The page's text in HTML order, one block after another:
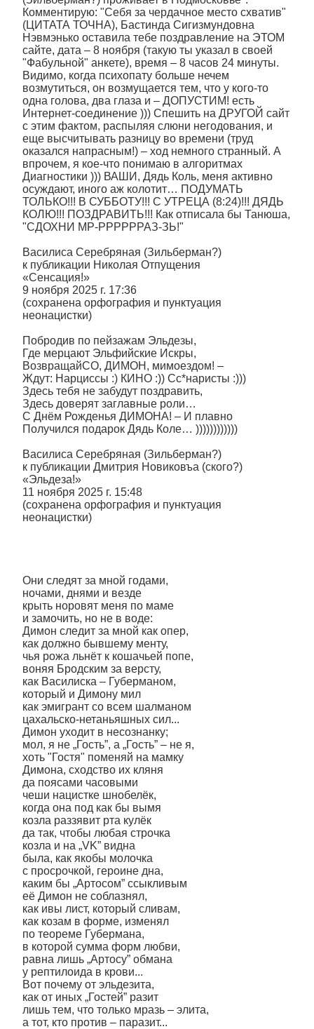
Комментирую: "Себя за чердачное место схватив"
(ЦИТАТА ТОЧНА), Бастинда Сигизмундовна
Нэвмэнько оставила тебе поздравление на ЭТОМ
сайте, дата – 8 ноября (такую ты указал в своей
"Фабульной" анкете), время – 8 часов 24 минуты.
Видимо, когда психопату больше нечем
возмутиться, он возмущается тем, что у кого-то
одна голова, два глаза и – ДОПУСТИМ! есть
Интернет-соединение ))) Спешить на ДРУГОЙ сайт
с этим фактом, распыляя слюни негодования, и
еще высчитывать разницу во времени (труд
оказался напрасным!) – ход немного странный. А
впрочем, я кое-что понимаю в алгоритмах
Диагностики ))) ВАШИ, Дядь Коль, меня активно
осуждают, иного аж колотит… ПОДУМАТЬ
ТОЛЬКО!!! В СУББОТУ!!! С УТРЕЦА (8:24)!!! ДЯДЬ
КОЛЮ!!! ПОЗДРАВИТЬ!!! Как отписала бы Танюша,
"СДОХНИ МР-РРРРРРАЗ-ЗЬ!"
Василиса Серебряная (Зильберман?)
к публикации Николая Отпущения
«Сенсация!»
9 ноября 2025 г. 17:36
(сохранена орфография и пунктуация
неонацистки)
Побродив по пейзажам Эльдезы,
Где мерцают Эльфийские Искры,
ВозвращайСО, ДИМОН, мимоездом! –
Ждут: Нарциссы :) КИНО :)) Сс*наристы :)))
Здесь тебя не забудут поздравить,
Здесь доверят заглавные роли…
С Днём Рожденья ДИМОНА! – И плавно
Получился подарок Дядь Коле… ))))))))))))
Василиса Серебряная (Зильберман?)
к публикации Дмитрия Новиковъа (ского?)
«Эльдеза!»
11 ноября 2025 г. 15:48
(сохранена орфография и пунктуация
неонацистки)
Они следят за мной годами,
ночами, днями и везде
крыть норовят меня по маме
и замочить, но не в воде:
Димон следит за мной как опер,
как должно бывшему менту,
чья рожа льнёт к кошачьей попе,
воняя Бродским за версту,
как Василиска – Губерманом,
который и Димону мил
как эмигрант со всем шалманом
цахальско-нетаньяшных сил...
Димон уходит в несознанку;
мол, я не „Гость”, а „Гость” – не я,
хоть "Гостя" поменяй на мамку
Димона, сходство их кляня
да поясами часовыми
чеши нацистке шнобелёк,
когда она под как бы вымя
козла раззявит рта кулёк
да так, чтобы любая строчка
козла и на „VK” видна
была, как якобы молочка
с просрочкой, героине дна,
каким бы „Артосом” ссыкливым
её Димон не соблазнял,
как ивы лист, который сливам,
как козам в форме, изменял
по теореме Губермана,
в которой сумма форм любви,
равна лишь „Артосу” обмана
у рептилоида в крови...
Вот почему от эльдезита,
как от иных „Гостей” разит
лишь тем, что только мразь – элита,
а тот, кто против – паразит...